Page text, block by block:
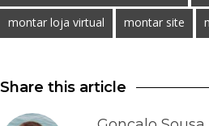
montar loja virtual montar site
Share this article